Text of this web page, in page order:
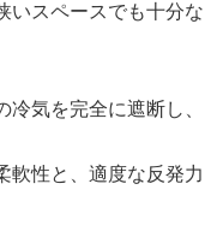
いスペースでも十分な
気を完全に遮断し、
軟性と、適度な反発力